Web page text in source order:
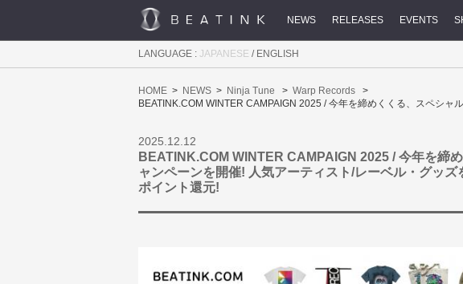
NEWS RELEASES EVENTS
LANGUAGE : JAPANESE / ENGLISH
HOME NEWS Ninja Tune
Warp Records
BEATINK.COM WINTER CAMPAIGN 2025 / 今年を締めくくる、スペシ
2025.12.12
BEATINK.COM WINTER CAMPAIGN 2025 / 今年を締
ャンペーンを開催! 人気アーティスト/レーベル・グッ
ポイント還元!